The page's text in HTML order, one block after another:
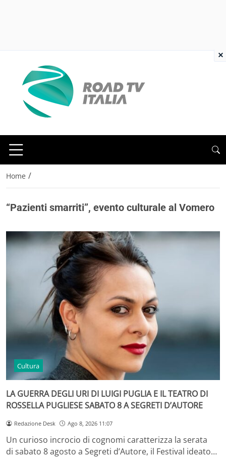
Home /
“Pazienti smarriti”, evento culturale al Vomero
Cultura
LA GUERRA DEGLI URI DI LUIGI PUGLIA E IL TEATRO DI
ROSSELLA PUGLIESE SABATO 8 A SEGRETI D’AUTORE
Redazione Desk Ago 8, 2026 11:07
Un curioso incrocio di cognomi caratterizza la serata
di sabato 8 agosto a Segreti d’Autore, il Festival ideato…
×